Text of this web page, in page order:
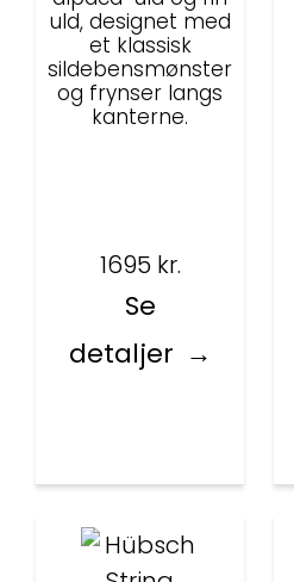
uld, designet med
et klassisk
sildebensmønster
og frynser langs
kanterne.
1695 kr.
Se
detaljer